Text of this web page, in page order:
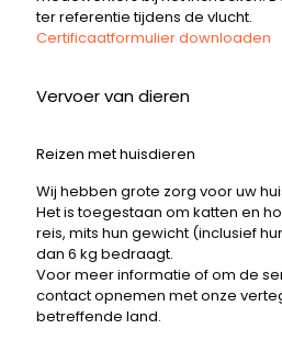
ter referentie tijdens de vlucht.
Certificaatformulier downloaden
Vervoer van dieren
Reizen met huisdieren
Wij hebben grote zorg voor uw
Het is toegestaan ​​om katten en
reis, mits hun gewicht (inclusief
dan 6 kg bedraagt.
Voor meer informatie of om de
contact opnemen met onze
betreffende land.